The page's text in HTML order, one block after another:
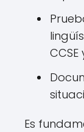
CCSE
Es